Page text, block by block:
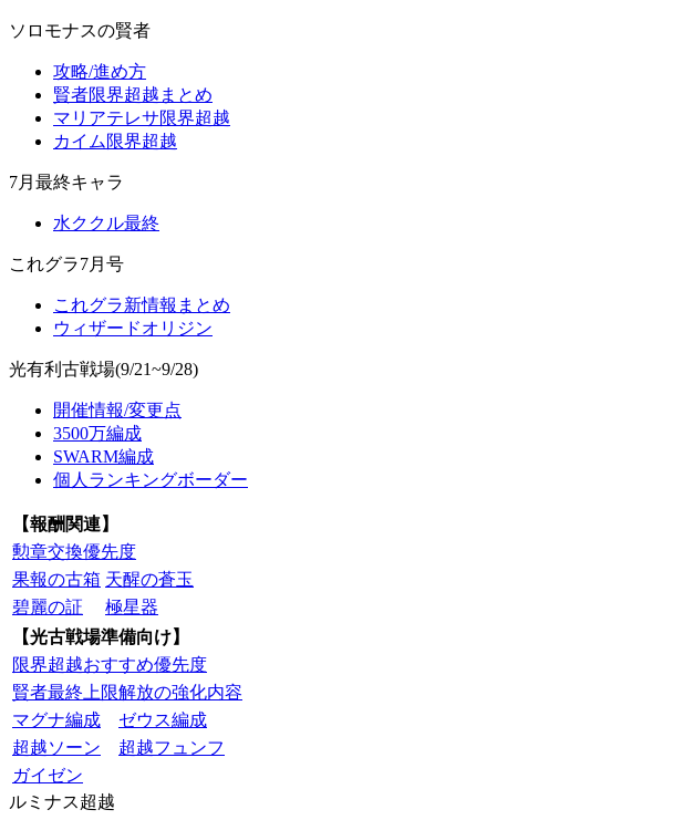
ソロモナスの賢者
攻略/進め方
賢者限界超越まとめ
マリアテレサ限界超越
カイム限界超越
7月最終キャラ
水ククル最終
これグラ7月号
これグラ新情報まとめ
ウィザードオリジン
光有利古戦場(9/21~9/28)
開催情報/変更点
3500万編成
SWARM編成
個人ランキングボーダー
【報酬関連】
勲章交換優先度
果報の古箱 天醒の蒼玉
碧麗の証
極星器
【光古戦場準備向け】
限界超越おすすめ優先度
賢者最終上限解放の強化内容
マグナ編成
ゼウス編成
超越ソーン
超越フュンフ
ガイゼン
ルミナス超越